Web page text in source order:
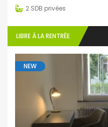
2 SDB privées
LIBRE À LA RENTRÉE
NEW